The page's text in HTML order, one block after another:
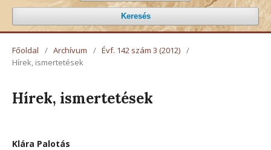
Keresés
Főoldal / Archívum / Évf. 142 szám 3 (2012) /
Hírek, ismertetések
Hírek, ismertetések
Klára Palotás